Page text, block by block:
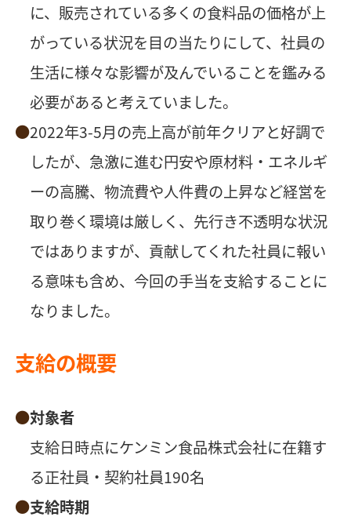
に、販売されている多くの食料品の価格が上
がっている状況を目の当たりにして、社員の
生活に様々な影響が及んでいることを鑑みる
必要があると考えていました。
2022年3-5月の売上高が前年クリアと好調で
したが、急激に進む円安や原材料・エネルギ
ーの高騰、物流費や人件費の上昇など経営を
取り巻く環境は厳しく、先行き不透明な状況
ではありますが、貢献してくれた社員に報い
る意味も含め、今回の手当を支給することに
なりました。
支給の概要
対象者
支給日時点にケンミン食品株式会社に在籍す
る正社員・契約社員190名
⽀給時期